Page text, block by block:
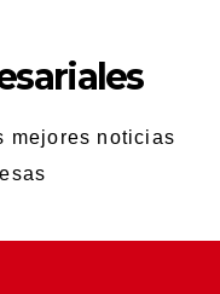
mejores noticias